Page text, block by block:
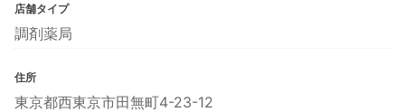
店舗タイプ
調剤薬局
住所
東京都西東京市田無町4-23-12